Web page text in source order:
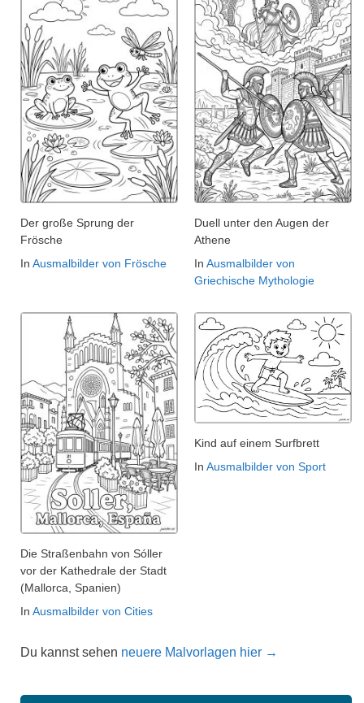
Der große Sprung der
Frösche
In Ausmalbilder von Frösche
Duell unter den Augen der
Athene
In Ausmalbilder von
Griechische Mythologie
Die Straßenbahn von Sóller
vor der Kathedrale der Stadt
(Mallorca, Spanien)
In Ausmalbilder von Cities
Kind auf einem Surfbrett
In Ausmalbilder von Sport
Du kannst sehen neuere Malvorlagen hier →